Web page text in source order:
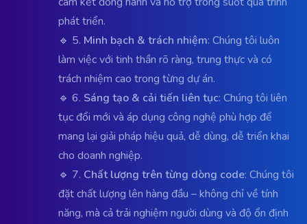
phát triển.
🔹 5. Minh bạch & trách nhiệm: Chúng tôi luôn
làm việc với tinh thần rõ ràng, trung thực và có
trách nhiệm cao trong từng dự án.
🔹 6. Sáng tạo & cải tiến liên tục: Chúng tôi liên
tục đổi mới và áp dụng công nghệ phù hợp để
mang lại giải pháp hiệu quả, dễ dùng, dễ triển khai
cho doanh nghiệp.
🔹 7. Chất lượng trên từng dòng code: Chúng tôi
đặt chất lượng lên hàng đầu – không chỉ về tính
năng, mà cả trải nghiệm người dùng và độ ổn định